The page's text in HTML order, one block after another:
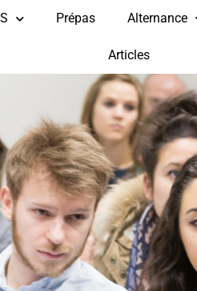
Prépas Alternance
Articles